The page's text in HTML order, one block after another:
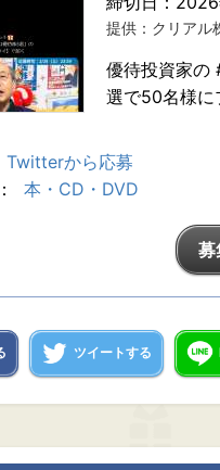
提供：クリアル
優待投資家の
選で50名様に
Twitterから応募
本・CD・DVD
募
ツイートする